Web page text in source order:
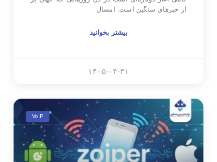
از خبرهای سنگین است. امسال
بیشتر بخوانید
۱۴۰۵-۰۴-۳۱
VoIP